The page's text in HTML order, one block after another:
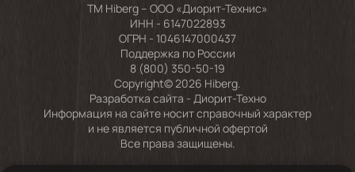
TM Hiberg – ООО «Диорит-Технис»
ИНН - 6147022893
ОГРН - 1046147000437
Поддержка по России
8 (800) 350-50-19
Copyright© 2026 Hiberg.
Разработка сайта - Диорит-Техно
Информация на сайте носит справочный характер
и не является публичной офертой
Все права защищены.